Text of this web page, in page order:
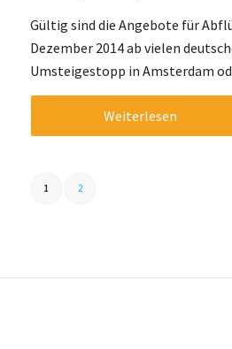
Gültig sind die Angebote für
Dezember 2014 ab vielen
Umsteigestopp in Amsterdam
Weiterlesen
1 2